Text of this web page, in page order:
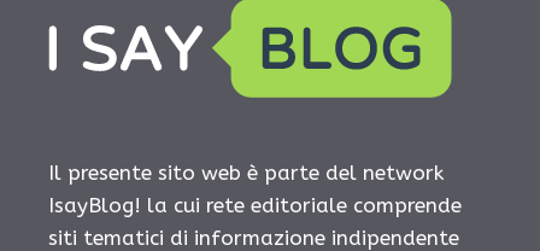
Il presente sito web è parte del network
IsayBlog! la cui rete editoriale comprende
siti tematici di informazione indipendente